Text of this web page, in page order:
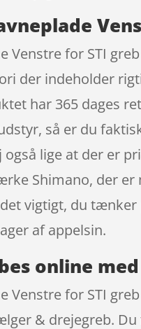
Venstre for STI
der indeholder
har 365 dages
så er du
lige at der er
Shimano, der
vigtigt, du
af appelsin.
online
Venstre for STI
& drejegreb.